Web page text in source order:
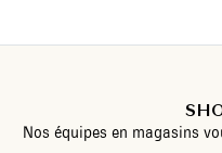
Nos équipes en magasins